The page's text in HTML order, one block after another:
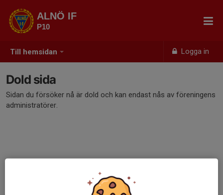
Till hemsidan Logga in
ALNÖ IF
P10
Dold sida
Sidan du försöker nå är dold och kan endast nås av föreningens
administratörer.